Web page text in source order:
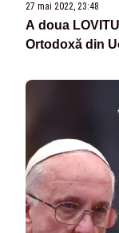
27 mai 2022, 23:48
A doua
Ortodoxă din